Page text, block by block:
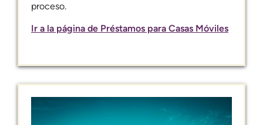
proceso.
Ir a la página de Préstamos para Casas Móviles